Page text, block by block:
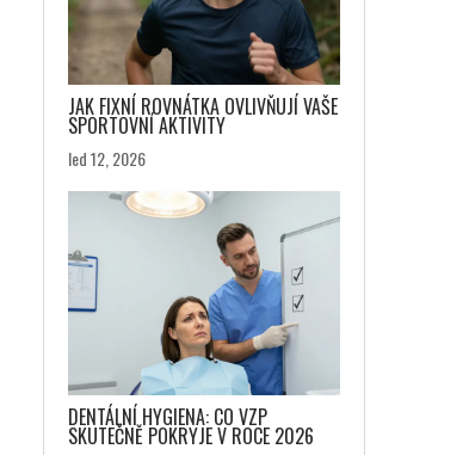
JAK FIXNÍ ROVNÁTKA OVLIVŇUJÍ VAŠE
SPORTOVNÍ AKTIVITY
led 12, 2026
DENTÁLNÍ HYGIENA: CO VZP
SKUTEČNĚ POKRYJE V ROCE 2026